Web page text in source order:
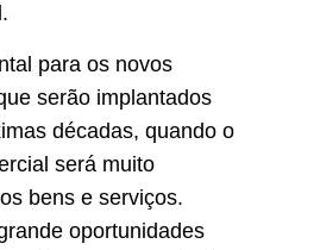
para os novos
serão implantados
décadas, quando o
será muito
bens e serviços.
oportunidades